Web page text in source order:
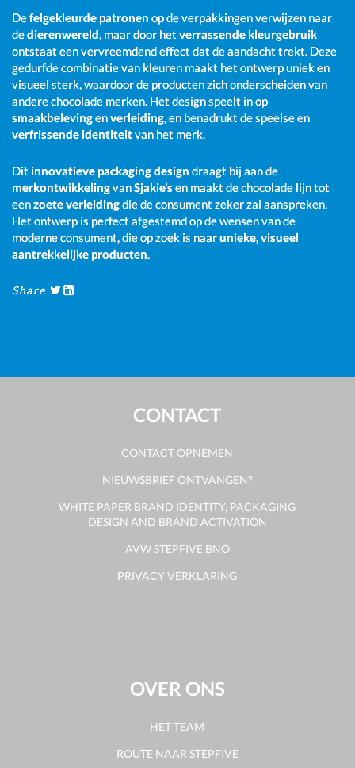
Defelgekleurde patronen op de verpakkingen verwijzen naar
dedierenwereld, maar door het verrassende kleurgebruik
ontstaat een vervreemdend effect dat de aandacht trekt. Deze
gedurfde combinatie van kleuren maakt het ontwerp uniek en
visueel sterk, waardoor de producten zich onderscheiden van
andere chocolade merken. Het design speelt in op
smaakbelevingenverleiding, en benadrukt de speelse en
verfrissende identiteitvan het merk.
Dit innovatieve packaging design draagt bij aan de
merkontwikkelingvanSjakie’s en maakt de chocolade lijn tot
eenzoete verleidingdie de consument zeker zal aanspreken.
Het ontwerp is perfect afgestemd op de wensen van de
moderne consument, die op zoek is naarunieke, visueel
aantrekkelijke producten.
Share
CONTACT
CONTACT OPNEMEN
NIEUWSBRIEF ONTVANGEN?
WHITE PAPER BRAND IDENTITY, PACKAGING
DESIGN AND BRAND ACTIVATION
AVW STEPFIVE BNO
PRIVACY VERKLARING
OVER ONS
HET TEAM
ROUTE NAAR STEPFIVE